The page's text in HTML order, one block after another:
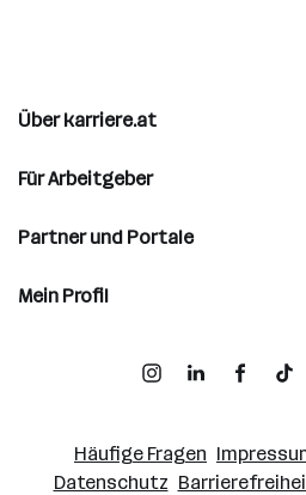
Über karriere.at
Für Arbeitgeber
Partner und Portale
Mein Profil
Häufige Fragen
Datenschutz